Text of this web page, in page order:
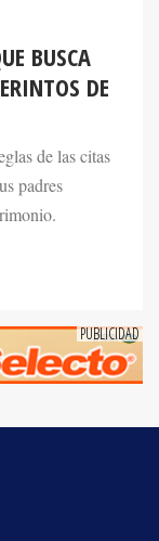
BUSCA
DE
de las citas
padres